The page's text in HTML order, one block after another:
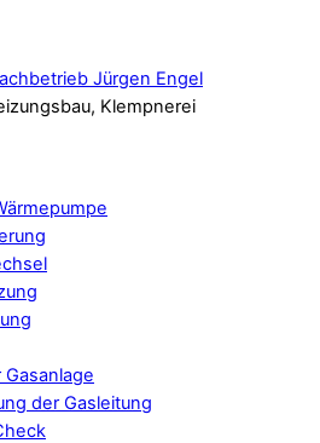
Klempnerei
Gasanlage
der Gasleitung